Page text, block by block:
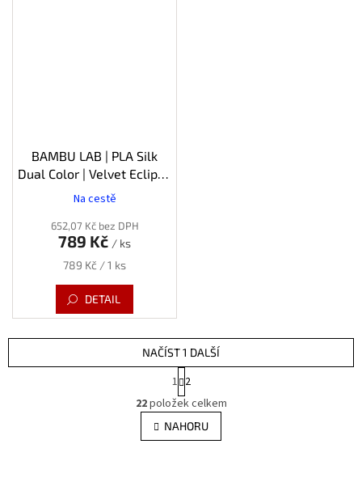
BAMBU LAB | PLA Silk
Dual Color | Velvet Eclipse
(Černá-červená) | 1.75mm |
Na cestě
652,07 Kč bez DPH
789 Kč / ks
Měrná
789 Kč / 1 ks
DETAIL
O
v
l
á
NAČÍST 1 DALŠÍ
S
t
r
á
n
k
1 2
22položek celkem
NAHORU